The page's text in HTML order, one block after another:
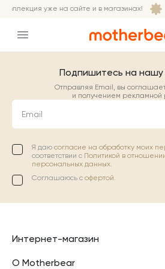
уже на сайте и в магазинах!
Подпишитесь на нашу
Отправляя Email, вы
и получением рекламной
Email
Я даю согласие на обработку моих
соответствии с Политикой в
персональных данных.
Соглашаюсь с офертой.
Интернет-магазин
О Motherbear